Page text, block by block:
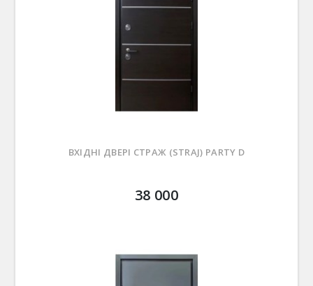
ВХІДНІ ДВЕРІ СТРАЖ (STRAJ) PARTY D
38 000